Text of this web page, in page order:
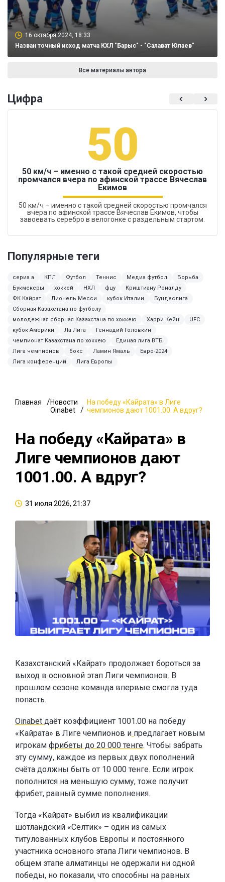
16 октября 2024, 18:33
Назван точный исход матча КХЛ "Барыс" - "Салават Юлаев"
Все материалы автора
Цифра
50
50 км/ч – именно с такой средней скоростью
промчался вчера по афинской трассе Вячеслав
Екимов
50 км/ч – именно с такой средней скоростью промчался
вчера по афинской трассе Вячеслав Екимов, чтобы
завоевать серебро в велогонке с раздельным стартом.
Популярные теги
сериа а КПЛ Футбол Теннис Медиа футбол
Борьба
Букмекеры
хоккей НХЛ фцу
Криштиану Роналду
ФК Кайрат
Лионель Месси кубок Италии
Бундеслига
Сборная Казахстана по футболу
молодежная сборная Казахстана по хоккею
Харри Кейн
UFC
кубок Америки
Ла Лига
Геннадий Головкин
чемпионат Казахстана по хоккею
Единая лига ВТБ
Лига чемпионов
бокс Ламин Ямаль
Евро-2024
Лига конференций
Лига Европы
Главная
Новости
Oinabet
На победу «Кайрата» в Лиге
чемпионов дают 1001.00. А вдруг?
На победу «Кайрата» в
Лиге чемпионов дают
1001.00. А вдруг?
31 июля 2026, 21:37
Казахстанский «Кайрат» продолжает бороться за
выход в основной этап Лиги чемпионов. В
прошлом сезоне команда впервые смогла туда
попасть.
Oinabet даёт коэффициент 1001.00 на победу
«Кайрата» в Лиге чемпионов и предлагает новым
игрокам фрибеты до 20 000 тенге. Чтобы забрать
эту сумму, каждое из первых двух пополнений
счёта должны быть от 10 000 тенге. Если игрок
пополнится на меньшую сумму, тоже получит
фрибет, равный сумме пополнения.
Тогда «Кайрат» выбил из квалификации
шотландский «Селтик» – один из самых
титулованных клубов Европы и постоянного
участника основного этапа Лиги чемпионов. В
общем этапе алматинцы не одержали ни одной
победы, но показали, что способны на равных